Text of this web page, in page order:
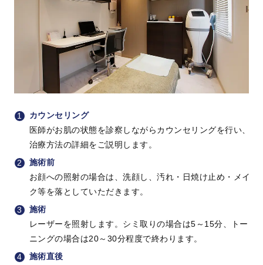
カウンセリング
医師がお肌の状態を診察しながらカウンセリングを行い、
治療方法の詳細をご説明します。
施術前
お顔への照射の場合は、洗顔し、汚れ・日焼け止め・メイ
ク等を落としていただきます。
施術
レーザーを照射します。シミ取りの場合は5～15分、トー
ニングの場合は20～30分程度で終わります。
施術直後